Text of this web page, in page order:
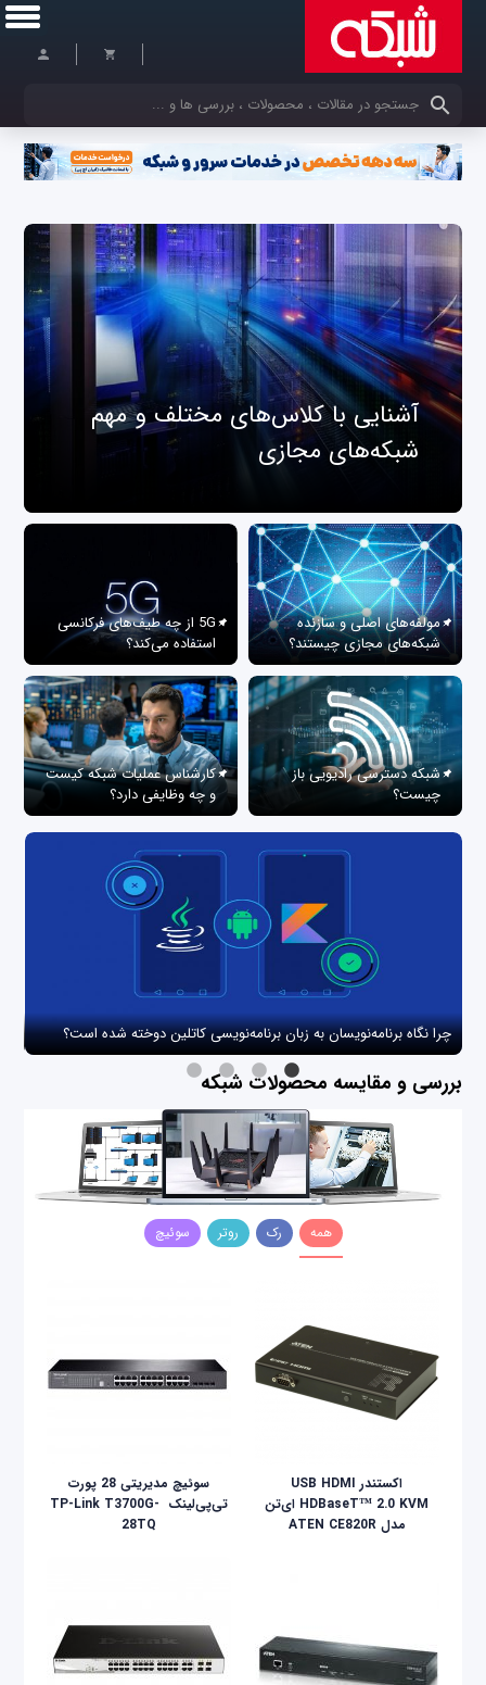
کلمات کلیدی خود را وارد کنید
آشنایی با کلاس‌های مختلف و مهم
شبکه‌های مجازی
مولفه‌های اصلی و سازنده
شبکه‌های مجازی چیستند؟
5G از چه طیف‌های فرکانسی
استفاده می‌کند؟
شبکه دسترسی رادیویی باز
چیست؟
کارشناس عملیات شبکه کیست
و چه وظایفی دارد؟
چرا نگاه برنامه‌نویسان به زبان برنامه‌نویسی کاتلین دوخته شده است؟
بررسی و مقایسه محصولات شبکه
همه رک روتر سوئیچ
اکستندر USB HDMI
HDBaseT™ 2.0 KVM ای‌تن
مدل ATEN CE820R
سوئیچ مدیریتی 28 پورت
تی‌پی‌لینک ‌ TP-Link T3700G-
28TQ